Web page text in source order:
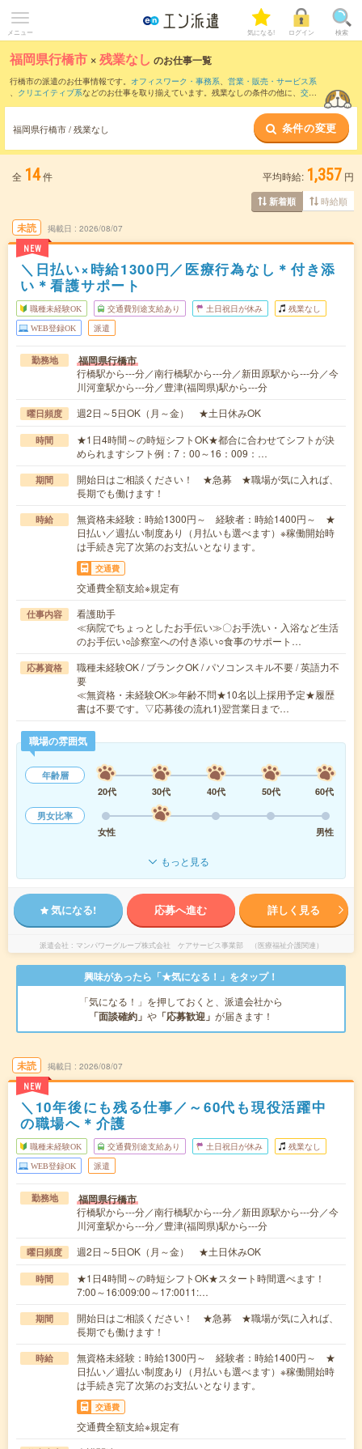
メニュー 気になる! ログイン 検索
福岡県行橋市 ×残業なし のお仕事一覧
行橋市の派遣のお仕事情報です。 オフィスワーク・事務系、 営業・販売・サービス系
、 クリエイティブ系などのお仕事を取り揃えています。残業なしの条件の他に、 交通
福岡県行橋市 / 残業なし 条件の変更
全 14件 平均時給: 1,357 円
新着順 時給順
未読
NEW
掲載日 2026/08/07
＼日払い×時給1300円／医療行為なし＊付き添
い＊看護サポート
職種未経験OK 交通費別途支給あり 土日祝日が休み 残業なし
WEB登録OK 派遣
勤務地 福岡県行橋市
行橋駅から---分／南行橋駅から---分／新田原駅から---分／今
川河童駅から---分／豊津(福岡県)駅から---分
曜日頻度 週2日～5日OK（月～金） ★土日休みOK
時間
★1日4時間～の時短シフトOK★都合に合わせてシフトが決
められますシフト例：7：00～16：009：…
期間
開始日はご相談ください！ ★急募 ★職場が気に入れば、
長期でも働けます！
時給
無資格未経験：時給1300円～ 経験者：時給1400円～ ★
日払い／週払い制度あり（月払いも選べます）※稼働開始時
は手続き完了次第のお支払いとなります。
交通費
交通費全額支給※規定有
仕事内容
看護助手
≪病院でちょっとしたお手伝い≫〇お手洗い・入浴など生活
のお手伝い○診察室への付き添い○食事のサポート…
応募資格
職種未経験OK / ブランクOK / パソコンスキル不要 / 英語力不
要
≪無資格・未経験OK≫年齢不問★10名以上採用予定★履歴
書は不要です。▽応募後の流れ1)翌営業日まで…
職場の雰囲気
年齢層
20代
30代 40代 50代
60代
男女比率
女性
男性
もっと見る
気になる! 応募へ進む 詳しく見る
派遣会社 マンパワーグループ株式会社 ケアサービス事業部 （医療福祉介護関連）
興味があったら「★気になる！」をタップ！
「気になる！」を押しておくと、派遣会社から
「面談確約」 や 「応募歓迎」 が届きます！
未読
NEW
掲載日 2026/08/07
＼10年後にも残る仕事／～60代も現役活躍中
の職場へ＊介護
職種未経験OK 交通費別途支給あり 土日祝日が休み 残業なし
WEB登録OK 派遣
勤務地 福岡県行橋市
行橋駅から---分／南行橋駅から---分／新田原駅から---分／今
川河童駅から---分／豊津(福岡県)駅から---分
曜日頻度 週2日～5日OK（月～金） ★土日休みOK
時間
★1日4時間～の時短シフトOK★スタート時間選べます！
7:00～16:009:00～17:0011:…
期間
開始日はご相談ください！ ★急募 ★職場が気に入れば、
長期でも働けます！
時給
無資格未経験：時給1300円～ 経験者：時給1400円～ ★
日払い／週払い制度あり（月払いも選べます）※稼働開始時
は手続き完了次第のお支払いとなります。
交通費
交通費全額支給※規定有